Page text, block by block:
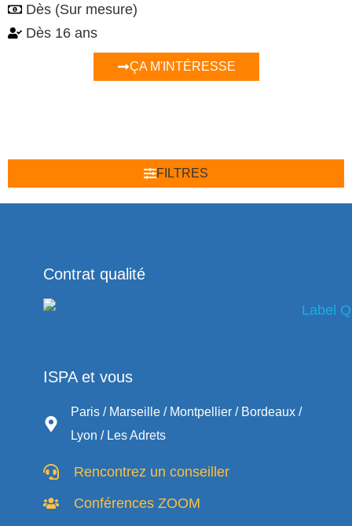
Dès (Sur mesure)
Dès 16 ans
ÇA M'INTÉRESSE
FILTRES
Contrat qualité
ISPA et vous
Paris / Marseille / Montpellier / Bordeaux /
Lyon / Les Adrets
Rencontrez un conseiller
Conférences ZOOM